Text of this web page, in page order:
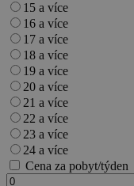
15 a více
16 a více
17 a více
18 a více
19 a více
20 a více
21 a více
22 a více
23 a více
24 a více
Cena za pobyt/týden